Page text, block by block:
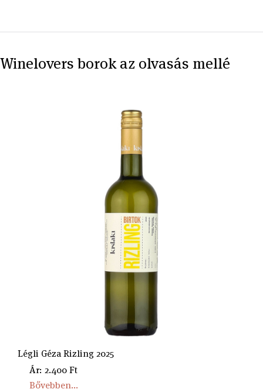
Winelovers borok az olvasás mellé
Légli Géza Rizling 2025
Ár: 2.400 Ft
Bővebben...